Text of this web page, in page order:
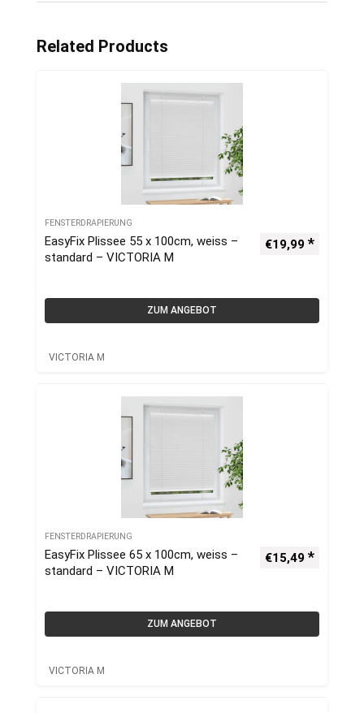
Related Products
FENSTERDRAPIERUNG
EasyFix Plissee 55 x 100cm, weiss –
standard – VICTORIA M
€19,99
ZUM ANGEBOT
VICTORIA M
FENSTERDRAPIERUNG
EasyFix Plissee 65 x 100cm, weiss –
standard – VICTORIA M
€15,49
ZUM ANGEBOT
VICTORIA M